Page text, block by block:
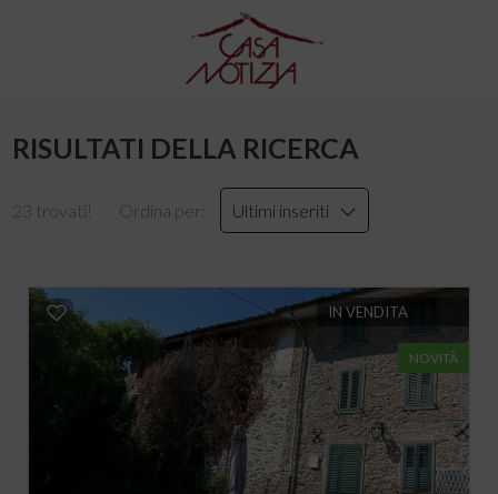
RISULTATI DELLA RICERCA
23 trovati! Ordina per: Ultimi inseriti
IN VENDITA
NOVITÀ